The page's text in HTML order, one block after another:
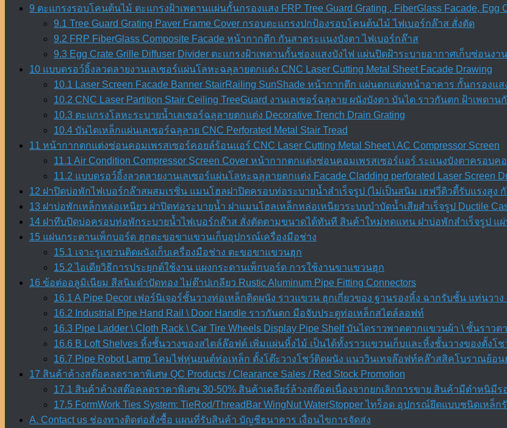
9 ตะแกรงรอบโคนต้นไม้ ตะแกรงฝ้าเพดานแผ่นกั้นกรองแสง FRP Tree Guard Grating , FiberGlass Facade, Egg
9.1 Tree Guard Grating Paver Frame Cover กรอบตะแกรงปกป้องรอบโคนต้นไม้ ไฟเบอร์กล๊าส สั่งตัด
9.2 FRP FiberGlass Composite Facade หน้ากากตึก กันสาดระแนงบังตา ไฟเบอร์กล๊าส
9.3 Egg Crate Grille Diffuser Divider ตะแกรงฝ้าเพดานกั้นช่องแสงบังไฟ แผ่นปิดฝ้าระบายอากาศเก็บซ่อนงา
10 แบบดรอว์อิ้งลวดลายงานเลเซอร์แผ่นโลหะฉลุลายตกแต่ง CNC Laser Cutting Metal Sheet Facade Drawing
10.1 Laser Screen Facade Banner StairRailing SunShade หน้ากากตึก แผ่นตกแต่งหน้าอาคาร กั้นกรอง
10.2 CNC Laser Partition Stair Ceiling TreeGuard งานเลเซอร์ฉลุลาย ผนังบังตา บันได ราวกันตก ฝ้าเพดาน
10.3 ตะแกรงโลหะระบายน้ำเลเซอร์ฉลุลายตกแต่ง Decorative Trench Drain Grating
10.4 บันไดเหล็กแผ่นเลเซอร์ฉลุลาย CNC Perforated Metal Stair Tread
11 หน้ากากตกแต่งซ่อนคอมเพรสเซอร์คอยล์ร้อนแอร์ CNC Laser Cutting Metal Sheet \ AC Compressor Screen
11.1 Air Condition Compressor Screen Cover หน้ากากตกแต่งซ่อนคอมเพรสเซอร์แอร์ ระแนงบังตาครอบค
11.2 แบบดรอว์อิ้งลวดลายงานเลเซอร์แผ่นโลหะฉลุลายตกแต่ง Facade Cladding perforated Laser Screen
12 ฝาปิดบ่อพักไฟเบอร์กล๊าสผสมเรซิ่น แมนโฮลฝาปิดครอบท่อระบายน้ำสำเร็จรูป (ไม่เป็นสนิม เฮฟวี่ดิวตี้รับแรงสูง
13 ฝาบ่อพักเหล็กหล่อเหนียว ฝาปิดท่อระบายน้ำ ฝาแมนโฮลเหล็กหล่อเหนียวระบบบำบัดน้ำเสียสำเร็จรูป Ductile
14 ฝาทึบปิดบ่อครอบท่อพักระบายน้ำไฟเบอร์กล๊าส สั่งตัดตามขนาดได้ทันที สินค้าใหม่ทดแทน ฝาบ่อพักสําเร็จรูป แผ่น
15 แผ่นกระดานเพ็กบอร์ด ฮุกตะขอขาแขวนเก็บอุปกรณ์เครื่องมือช่าง
15.1 เจาะรูแขวนติดผนังเก็บเครื่องมือช่าง ตะขอขาแขวนฮุก
15.2 ไอเดียวิธีการประยุกต์ใช้งาน แผงกระดานเพ็กบอร์ด การใช้งานขาแขวนฮุก
16 ข้อต่ออลูมิเนียม สีสนิมดำปัดทอง ไม่ต๊าปเกลียว Rustic Aluminum Pipe Fitting Connectors
16.1 A Pipe Decor เฟอร์นิเจอร์ชั้นวางท่อเหล็กติดผนัง ราวแขวน ฮุกเกี่ยวของ ฐานรองหิ้ง ฉากรับชั้น แท่นวา
16.2 Industrial Pipe Hand Rail \ Door Handle ราวกันตก มือจับประตูท่อเหล็กสไตล์ลอฟท์
16.3 Pipe Ladder \ Cloth Rack \ Car Tire Wheels Display Pipe Shelf บันไดราวพาดตากแขวนผ้า \ ชั้นร
16.6 B Loft Shelves หิ้งชั้นวางของสไตล์ล๊อฟต์ เพิ่มแผ่นหิ้งไม้ เป็นได้ทั้งราวแขวนเก็บและหิ้งชั้นวางของตั้งโช
16.7 Pipe Robot Lamp โคมไฟหุ่นยนต์ท่อเหล็ก ตั้งโต๊ะวางโชว์ติดผนัง แนววินเทจล๊อฟท์คล๊าสสิคโบราณย้อน
17 สินค้าค้างสต๊อคลดราคาพิเศษ QC Products / Clearance Sales / Red Stock Promotion
17.1 สินค้าค้างสต๊อคลดราคาพิเศษ 30-50% สินค้าเคลียร์ล้างสต๊อคเนื่องจากยกเลิกการขาย สินค้ามีตำหนิมีร
17.5 FormWork Ties System: TieRod/ThreadBar WingNut WaterStopper ไทร็อด อุปกรณ์ยึดแบบชนิดเหล็ก
A. Contact us ช่องทางติดต่อสั่งซื้อ แผนที่รับสินค้า บัญชีธนาคาร เงื่อนไขการจัดส่ง